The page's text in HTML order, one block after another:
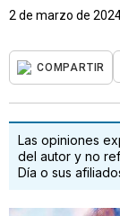
2 de marzo de
COMPARTIR
Las opiniones
del autor y no
Día o sus